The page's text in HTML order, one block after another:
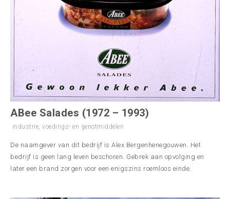
ABee Salades (1972 – 1993)
industrie voedings- en genotmiddelen
De naamgever van dit bedrijf is Alex Bergenhenegouwen. Het
bedrijf is geen lang leven beschoren. Gebrek aan opvolging en
later een brand zorgen voor een enigszins roemloos einde.